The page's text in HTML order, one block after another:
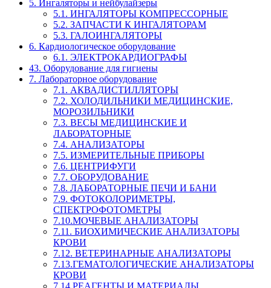
5. Ингаляторы и нейбулайзеры
5.1. ИНГАЛЯТОРЫ КОМПРЕССОРНЫЕ
5.2. ЗАПЧАСТИ К ИНГАЛЯТОРАМ
5.3. ГАЛОИНГАЛЯТОРЫ
6. Кардиологическое оборудование
6.1. ЭЛЕКТРОКАРДИОГРАФЫ
43. Оборудование для гигиены
7. Лабораторное оборудование
7.1. АКВАДИСТИЛЛЯТОРЫ
7.2. ХОЛОДИЛЬНИКИ МЕДИЦИНСКИЕ,
МОРОЗИЛЬНИКИ
7.3. ВЕСЫ МЕДИЦИНСКИЕ И
ЛАБОРАТОРНЫЕ
7.4. АНАЛИЗАТОРЫ
7.5. ИЗМЕРИТЕЛЬНЫЕ ПРИБОРЫ
7.6. ЦЕНТРИФУГИ
7.7. ОБОРУДОВАНИЕ
7.8. ЛАБОРАТОРНЫЕ ПЕЧИ И БАНИ
7.9. ФОТОКОЛОРИМЕТРЫ,
СПЕКТРОФОТОМЕТРЫ
7.10.МОЧЕВЫЕ АНАЛИЗАТОРЫ
7.11. БИОХИМИЧЕСКИЕ АНАЛИЗАТОРЫ
КРОВИ
7.12. ВЕТЕРИНАРНЫЕ АНАЛИЗАТОРЫ
7.13.ГЕМАТОЛОГИЧЕСКИЕ АНАЛИЗАТОРЫ
КРОВИ
7.14.РЕАГЕНТЫ И МАТЕРИАЛЫ